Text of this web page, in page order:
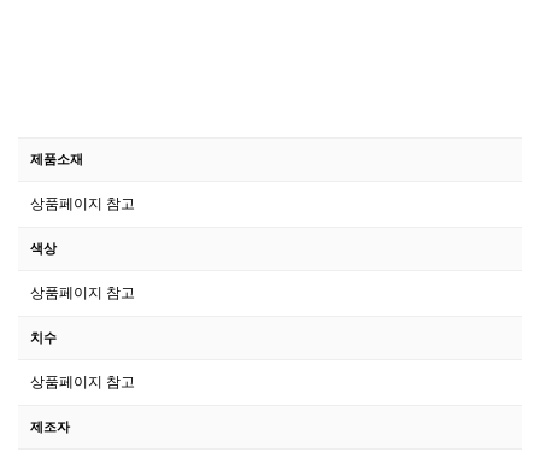
제품소재
상품페이지 참고
색상
상품페이지 참고
치수
상품페이지 참고
제조자